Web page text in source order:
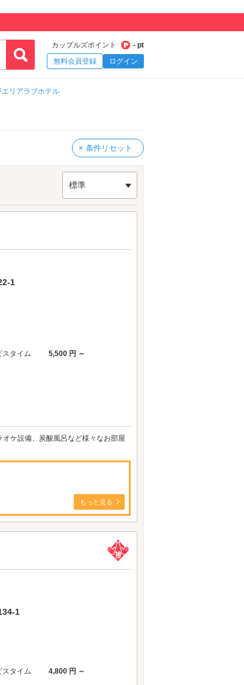
カップルズポイント
- pt
無料会員登録
ログイン
エリアラブホテル
× 条件リセット
標準
1
スタイム
5,500 円 ～
ケ設備、炭酸風呂など様々なお部屋
もっと見る
1
スタイム
4,800 円 ～